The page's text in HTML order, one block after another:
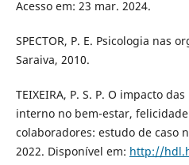
Acesso em: 23 mar. 2024.
SPECTOR, P. E. Psicologia nas
Saraiva, 2010.
TEIXEIRA, P. S. P. O impacto
interno no bem-estar,
colaboradores: estudo de caso
2022. Disponível em: http://